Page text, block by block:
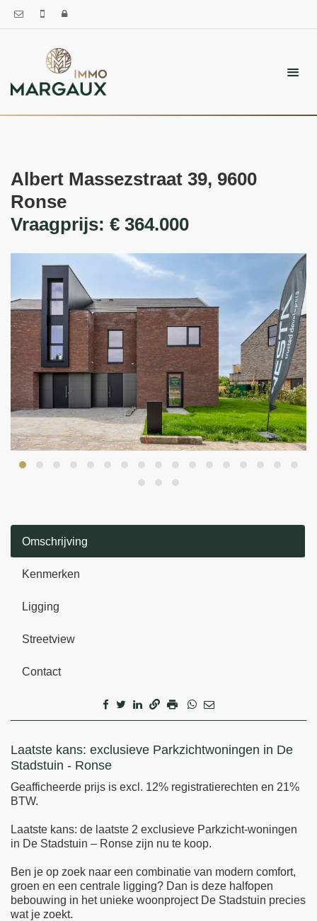
Albert Massezstraat 39, 9600
Ronse
Vraagprijs: € 364.000
Omschrijving
Kenmerken
Ligging
Streetview
Contact
Omschrijving
Laatste kans: exclusieve Parkzichtwoningen in De
Stadstuin - Ronse
Geafficheerde prijs is excl. 12% registratierechten en 21%
BTW.
Laatste kans: de laatste 2 exclusieve Parkzicht-woningen
in De Stadstuin – Ronse zijn nu te koop.
Ben je op zoek naar een combinatie van modern comfort,
groen en een centrale ligging? Dan is deze halfopen
bebouwing in het unieke woonproject De Stadstuin precies
wat je zoekt.